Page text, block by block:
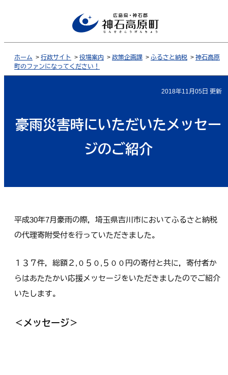
ホーム > 行政サイト > 役場案内 > 政策企画課 > ふるさと納税 > 神石高原
町のファンになってください！
2018年11月05日 更新
豪雨災害時にいただいたメッセー
ジのご紹介
平成30年7月豪雨の際，埼玉県吉川市においてふるさと納税
の代理寄附受付を行っていただきました。
１３７件，総額２,０５０,５００円の寄付と共に，寄付者か
らはあたたかい応援メッセージをいただきましたのでご紹介
いたします。
＜メッセージ＞